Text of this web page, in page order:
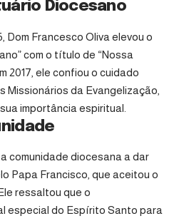
Diocesano
Dom Francesco Oliva elevou o
com o título de “Nossa
2017, ele confiou o cuidado
Missionários da Evangelização,
importância espiritual.
comunidade diocesana a dar
Papa Francisco, que aceitou o
ressaltou que o
especial do Espírito Santo para